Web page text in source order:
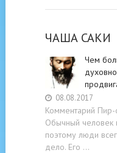
ЧАША САКИ
Чем
08.08.2017
Комментарий
Обычный человек
поэтому люди
дело. Его …